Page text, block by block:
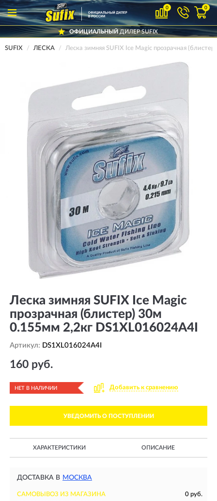
0 0
ОФИЦИАЛЬНЫЙ ДИЛЕР SUFIX
SUFIX ЛЕСКА Леска зимняя SUFIX Ice Magic прозрачная
Леска зимняя SUFIX Ice Magic
прозрачная (блистер) 30м
0.155мм 2,2кг DS1XL016024A4I
Артикул: DS1XL016024A4I
160 руб.
НЕТ В НАЛИЧИИ Добавить к сравнению
УВЕДОМИТЬ О ПОСТУПЛЕНИИ
ХАРАКТЕРИСТИКИ ОПИСАНИЕ
ДОСТАВКА В МОСКВА
САМОВЫВОЗ ИЗ МАГАЗИНА
0 руб.